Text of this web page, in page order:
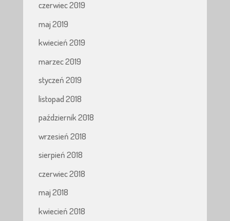
czerwiec 2019
maj 2019
kwiecień 2019
marzec 2019
styczeń 2019
listopad 2018
październik 2018
wrzesień 2018
sierpień 2018
czerwiec 2018
maj 2018
kwiecień 2018